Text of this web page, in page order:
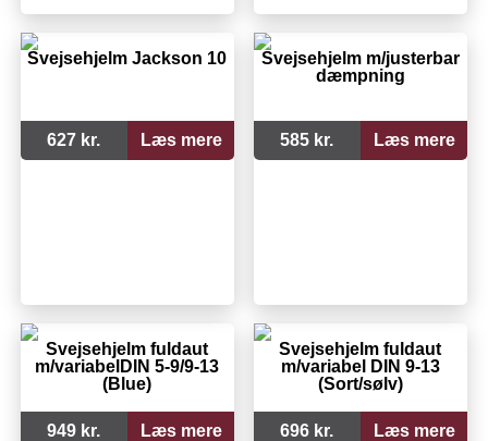
Svejsehjelm Jackson 10
627 kr. Læs mere
Svejsehjelm m/justerbar
dæmpning
585 kr. Læs mere
Svejsehjelm fuldaut
m/variabelDIN 5-9/9-13
(Blue)
949 kr. Læs mere
Svejsehjelm fuldaut
m/variabel DIN 9-13
(Sort/sølv)
696 kr. Læs mere